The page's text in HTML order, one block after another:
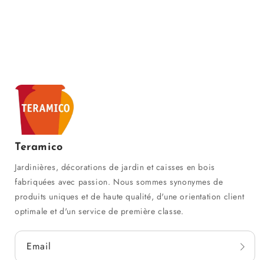
Teramico
Jardinières, décorations de jardin et caisses en bois
fabriquées avec passion. Nous sommes synonymes de
produits uniques et de haute qualité, d'une orientation client
optimale et d'un service de première classe.
Email